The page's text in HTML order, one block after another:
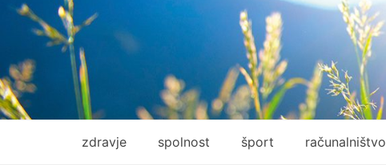
Skip
zdravje spolnost šport računalništvo